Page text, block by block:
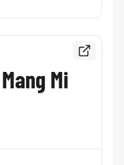
Mi
Bekijk